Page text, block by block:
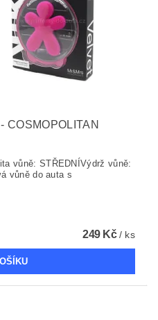
COSMOPOLITAN
vůně: STŘEDNÍVýdrž vůně:
vůně do auta s
249 Kč/ ks